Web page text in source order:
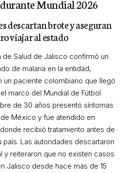
durante Mundial 2026
descartan brote y aseguran
viajar al estado
de Salud de Jalisco confirmó un
de malaria en la entidad,
un paciente colombiano que llegó
marco del Mundial de Fútbol
de 30 años presentó síntomas
México y fue atendido en
recibió tratamiento antes de
país. Las autoridades descartaron
y reiteraron que no existen casos
Jalisco desde hace más de 15